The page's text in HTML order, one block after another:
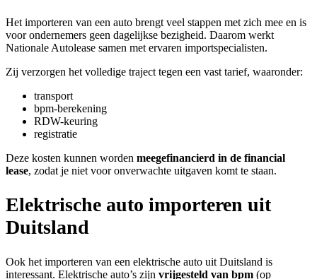
Het importeren van een auto brengt veel stappen met zich mee en is
voor ondernemers geen dagelijkse bezigheid. Daarom werkt
Nationale Autolease samen met ervaren importspecialisten.
Zij verzorgen het volledige traject tegen een vast tarief, waaronder:
transport
bpm-berekening
RDW-keuring
registratie
Deze kosten kunnen worden meegefinancierd in de financial
lease, zodat je niet voor onverwachte uitgaven komt te staan.
Elektrische auto importeren uit
Duitsland
Ook het importeren van een elektrische auto uit Duitsland is
interessant. Elektrische auto’s zijn vrijgesteld van bpm (op